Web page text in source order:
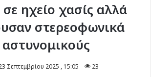
ηχείο χασίς αλλά
στερεοφωνικά
Σεπτεμβρίου 2025 , 15:05
23